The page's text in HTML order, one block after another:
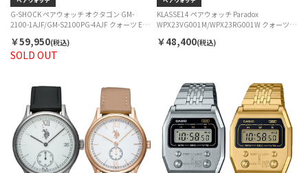
SOLD OUT
G-SHOCK ペアウォッチ オクタゴン GM-
2100-1AJF/GM-S2100PG-4AJF クォーツ EC
￥59,950(税込)
KLASSE14 ペアウォッチ Paradox
WPX23VG001M/WPX23RG001W クォーツ
￥48,400(税込)